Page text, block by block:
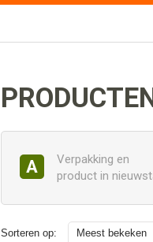
A
Verpakking en
product in
Sorteren op: Meest bekeken